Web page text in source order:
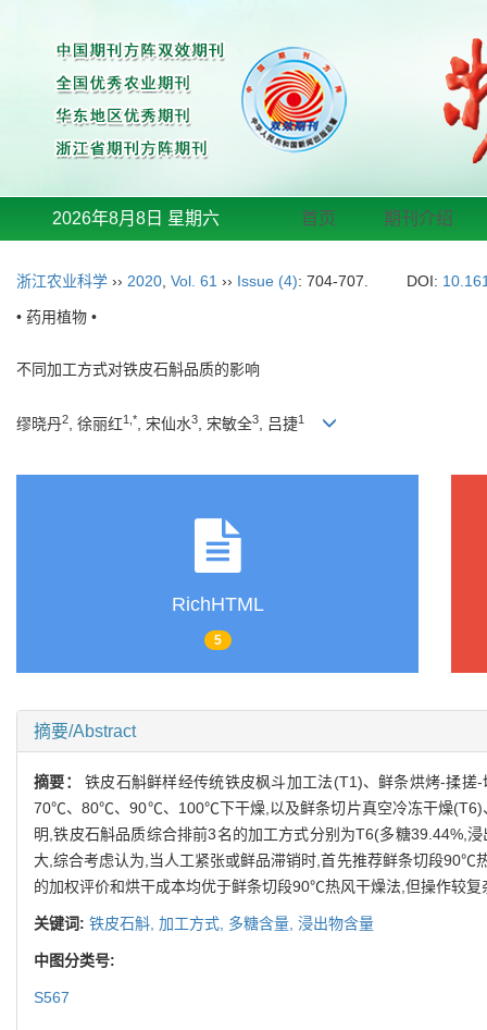
2026年8月8日 星期六 首页 期刊介绍
浙江农业科学 ›› 2020 Vol. 61 ›› Issue (4): 704-707. DOI:
• 药用植物 •
不同加工方式对铁皮石斛品质的影响
缪晓丹2, 徐丽红1,*, 宋仙水3, 宋敏全3, 吕捷1
RichHTML
5
摘要/Abstract
摘要：铁皮石斛鲜样经传统铁皮枫斗加工法(T1)、鲜条烘烤-揉
70℃、80℃、90℃、100℃下干燥,以及鲜条切片真空冷冻干燥(T6)
明,铁皮石斛品质综合排前3名的加工方式分别为T6(多糖39.44%,
大,综合考虑认为,当人工紧张或鲜品滞销时,首先推荐鲜条切段90℃
的加权评价和烘干成本均优于鲜条切段90℃热风干燥法,但操作较
关键词: 铁皮石斛, 加工方式, 多糖含量, 浸出物含量
中图分类号:
S567